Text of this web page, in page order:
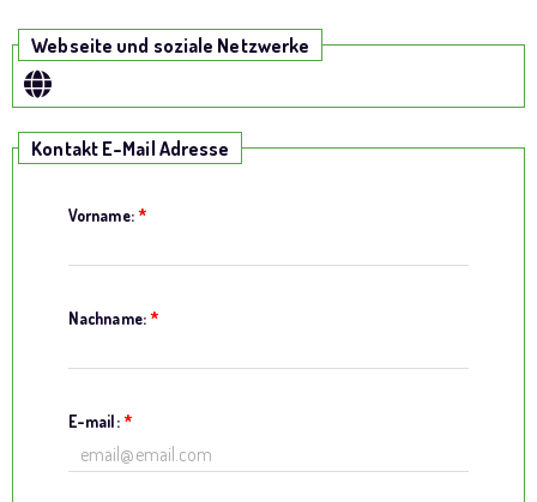
Webseite und soziale Netzwerke
Kontakt E-Mail Adresse
Vorname:*
Nachname:*
E-mail:*